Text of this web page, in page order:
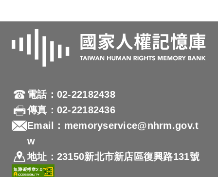
電話：02-22182438
傳真：02-22182436
Email：memoryservice@nhrm.gov.t
w
地址：23150新北市新店區復興路131號